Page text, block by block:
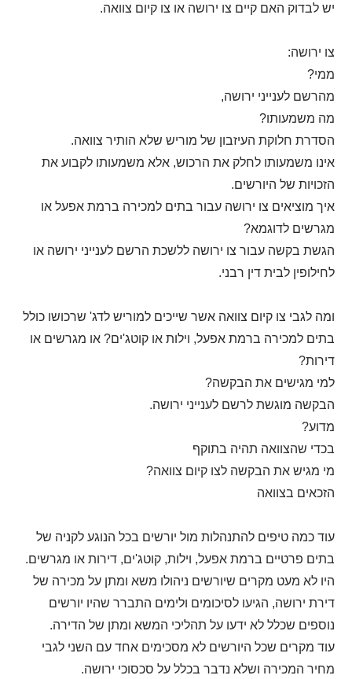
יש לבדוק האם קיים צו ירושה או צו קיום צוואה.
צו ירושה:
ממי?
מהרשם לענייני ירושה,
מה משמעותו?
הסדרת חלוקת העיזבון של מוריש שלא הותיר צוואה.
אינו משמעותו לחלק את הרכוש, אלא משמעותו לקבוע את
הזכויות של היורשים.
איך מוציאים צו ירושה עבור בתים למכירה ברמת אפעל או
מגרשים לדוגמא?
הגשת בקשה עבור צו ירושה ללשכת הרשם לענייני ירושה או
לחילופין לבית דין רבני.
ומה לגבי צו קיום צוואה אשר שייכים למוריש לדג' שרכושו כולל
בתים למכירה ברמת אפעל, וילות או קוטג'ים? או מגרשים או
דירות?
למי מגישים את הבקשה?
הבקשה מוגשת לרשם לענייני ירושה.
מדוע?
בכדי שהצוואה תהיה בתוקף
מי מגיש את הבקשה לצו קיום צוואה?
הזכאים בצוואה
עוד כמה טיפים להתנהלות מול יורשים בכל הנוגע לקניה של
בתים פרטיים ברמת אפעל, וילות, קוטג'ים, דירות או מגרשים.
היו לא מעט מקרים שיורשים ניהולו משא ומתן על מכירה של
דירת ירושה, הגיעו לסיכומים ולימים התברר שהיו יורשים
נוספים שכלל לא ידעו על תהליכי המשא ומתן של הדירה.
עוד מקרים שכל היורשים לא מסכימים אחד עם השני לגבי
מחיר המכירה ושלא נדבר בכלל על סכסוכי ירושה.